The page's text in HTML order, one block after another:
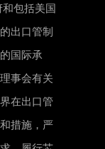
和包括美国
出口管制
国际承
事会有关
在出口管
措施，严